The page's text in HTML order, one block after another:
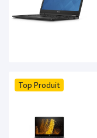
Top Produit